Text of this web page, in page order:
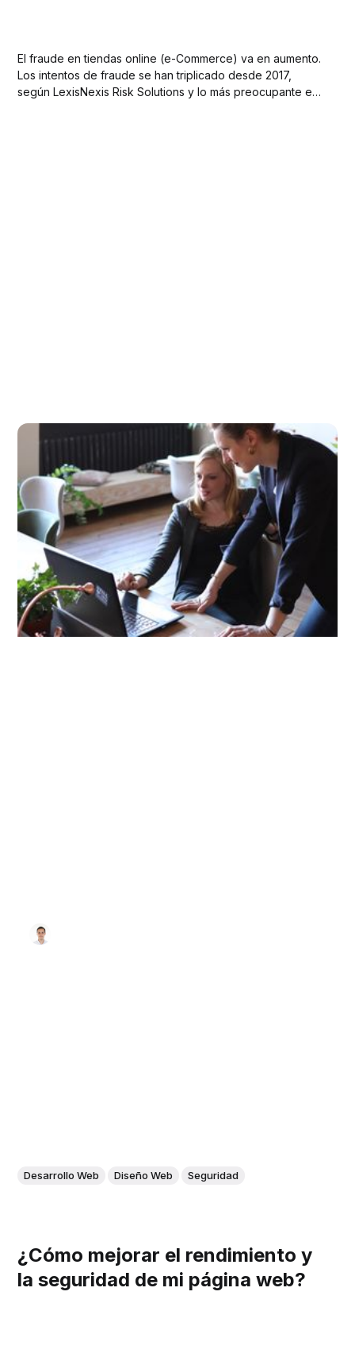
El fraude en tiendas online (e-Commerce) va en aumento.
Los intentos de fraude se han triplicado desde 2017,
según LexisNexis Risk Solutions y lo más preocupante es
Desarrollo Web Diseño Web Seguridad
¿Cómo mejorar el rendimiento y
la seguridad de mi página web?